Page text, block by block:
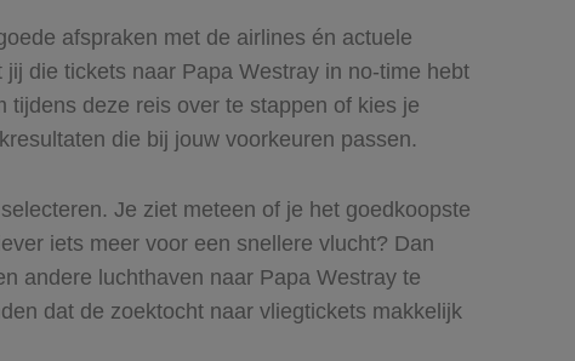
afspraken met de airlines én actuele
die tickets naar Papa Westray in no-time hebt
deze reis over te stappen of kies je
die bij jouw voorkeuren passen.
Je ziet meteen of je het goedkoopste
iets meer voor een snellere vlucht? Dan
andere luchthaven naar Papa Westray te
dat de zoektocht naar vliegtickets makkelijk